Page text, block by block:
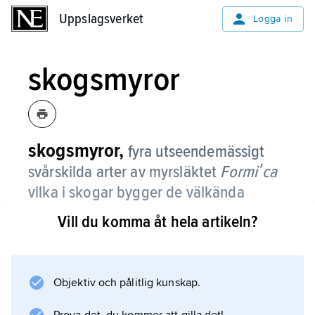
Uppslagsverket Logga in
skogsmyror
skogsmyror, fyra utseendemässigt
svårskilda arter av myrsläktet Formiʹca
vilka i skogar bygger de välkända
södervända stackarna av bl.a. barr.
F. ruʹfa
Vill du komma åt hela artikeln?
Objektiv och pålitlig kunskap.